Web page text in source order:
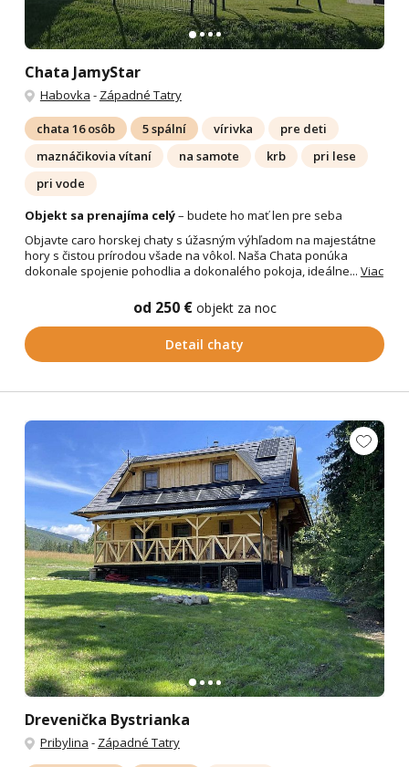
Chata JamyStar
Habovka - Západné Tatry
chata 16 osôb 5 spální vírivka
pre deti
maznáčikovia vítaní
na samote krb
pri lese
pri vode
Objekt sa prenajíma celý– budete ho mať len pre seba
Objavte caro horskej chaty s úžasným výhľadom na majestátne
hory s čistou prírodou všade na vôkol. Naša Chata ponúka
dokonale spojenie pohodlia a dokonalého pokoja, ideálne... Viac
od 250 € objekt za noc
Detail chaty
Drevenička Bystrianka
Pribylina - Západné Tatry